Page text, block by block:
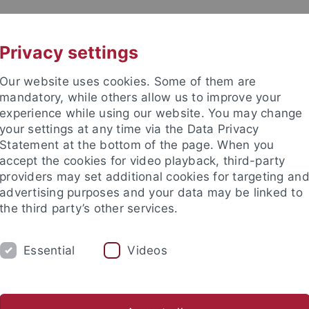
Fakultät
INTERNATIONAL
Privacy settings
Our website uses cookies. Some of them are
mandatory, while others allow us to improve your
experience while using our website. You may change
your settings at any time via the Data Privacy
Statement at the bottom of the page. When you
accept the cookies for video playback, third-party
providers may set additional cookies for targeting and
advertising purposes and your data may be linked to
the third party’s other services.
Essential Videos